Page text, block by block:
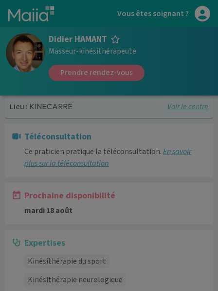
Aller au contenu principal Vous êtes soignant ?
Didier HAMANT
Masseur-kinésithérapeute
Prendre rendez-vous
Lieu : KINECARRE Voir le centre
Téléconsultation
Ce praticien pratique la téléconsultation.En savoir
plus sur la téléconsultation
Prochaine disponibilité
mardi 18 août
Expertises
Kinésithérapie du sport
Kinésithérapie neurologique